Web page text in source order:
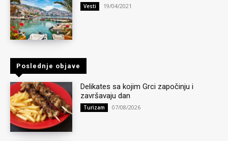
Vesti 19/04/2021
Poslednje objave
Delikates sa kojim Grci započinju i
završavaju dan
Turizam 07/08/2026